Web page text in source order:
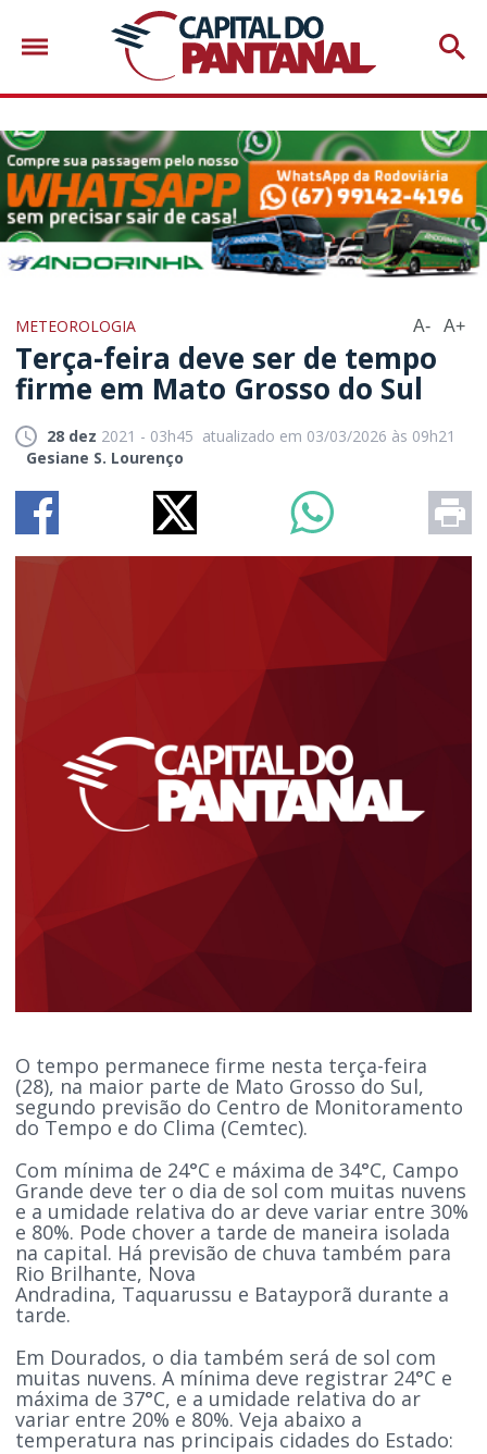
METEOROLOGIA A- A+
Terça-feira deve ser de tempo
firme em Mato Grosso do Sul
28 dez 2021 - 03h45 atualizado em 03/03/2026 às 09h21
Gesiane S. Lourenço
O tempo permanece firme nesta terça-feira
(28), na maior parte de Mato Grosso do Sul,
segundo previsão do Centro de Monitoramento
do Tempo e do Clima (Cemtec).
Com mínima de 24°C e máxima de 34°C, Campo
Grande deve ter o dia de sol com muitas nuvens
e a umidade relativa do ar deve variar entre 30%
e 80%. Pode chover a tarde de maneira isolada
na capital. Há previsão de chuva também para
Rio Brilhante, Nova
Andradina, Taquarussu e Batayporã durante a
tarde.
Em Dourados, o dia também será de sol com
muitas nuvens. A mínima deve registrar 24°C e
máxima de 37°C, e a umidade relativa do ar
variar entre 20% e 80%. Veja abaixo a
temperatura nas principais cidades do Estado: